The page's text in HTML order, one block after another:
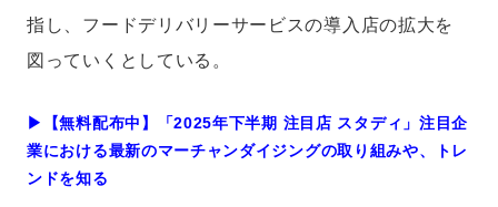
指し、フードデリバリーサービスの導入店の拡大を
図っていくとしている。
▶︎【無料配布中】「2025年下半期 注目店 スタディ」注目企
業における最新のマーチャンダイジングの取り組みや、トレ
ンドを知る